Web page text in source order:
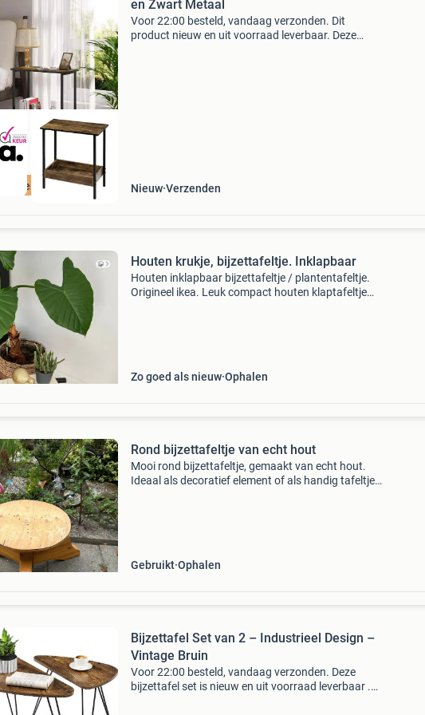
met 9+
en Zwart Metaal
Voor 22:00 besteld, vandaag verzonden. Dit
product nieuw en uit voorraad leverbaar. Deze
Nieuw Verzenden
Houten krukje, bijzettafeltje. Inklapbaar
Houten inklapbaar bijzettafeltje / plantentafeltje.
Origineel ikea. Leuk compact houten klaptafeltje
Zo goed als nieuw Ophalen
Rond bijzettafeltje van echt hout
Mooi rond bijzettafeltje, gemaakt van echt hout.
Ideaal als decoratief element of als handig tafeltje
Gebruikt Ophalen
Bijzettafel Set van 2 – Industrieel Design –
Vintage Bruin
Voor 22:00 besteld, vandaag verzonden. Deze
bijzettafel set is nieuw en uit voorraad leverbaar .